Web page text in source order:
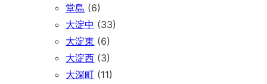
堂島 (6)
大淀中 (33)
大淀東 (6)
大淀西 (3)
大深町 (11)